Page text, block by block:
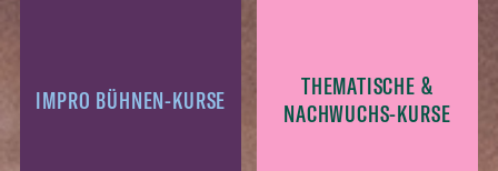
IMPRO BÜHNEN-KURSE
THEMATISCHE &
NACHWUCHS-KURSE